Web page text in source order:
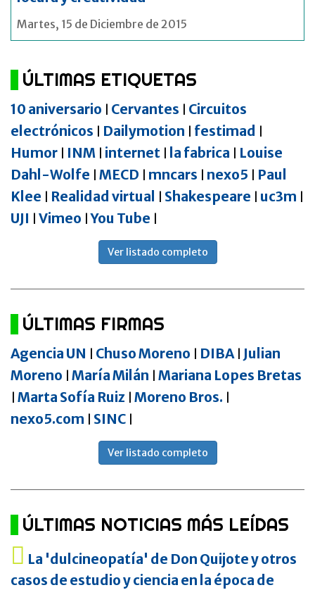
Martes, 15 de Diciembre de 2015
ÚLTIMAS ETIQUETAS
10 aniversario Cervantes
Circuitos
electrónicos
Dailymotion festimad
Humor INM internet la fabrica
Louise
Dahl-Wolfe MECD mncars nexo5
Paul
Klee
Realidad virtual Shakespeare uc3m
UJI Vimeo You Tube
Ver listado completo
ÚLTIMAS FIRMAS
Agencia UN Chuso Moreno DIBA| Julian
Moreno María Milán Mariana Lopes Bretas
Marta Sofía Ruiz Moreno Bros.
nexo5.com SINC
Ver listado completo
ÚLTIMAS NOTICIAS MÁS LEÍDAS
La 'dulcineopatía' de Don Quijote y otros
casos de estudio y ciencia en la época de